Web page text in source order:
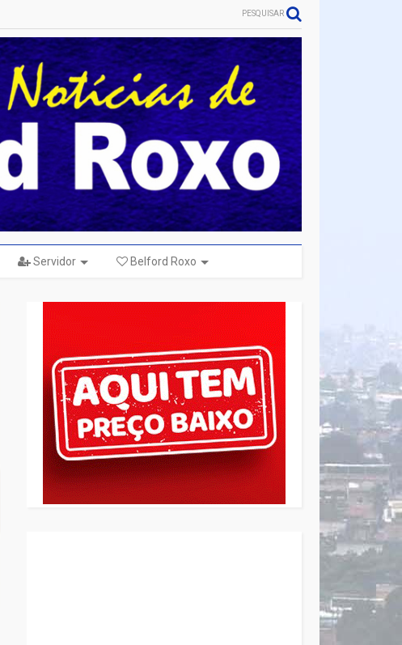
PESQUISAR
Servidor Belford Roxo